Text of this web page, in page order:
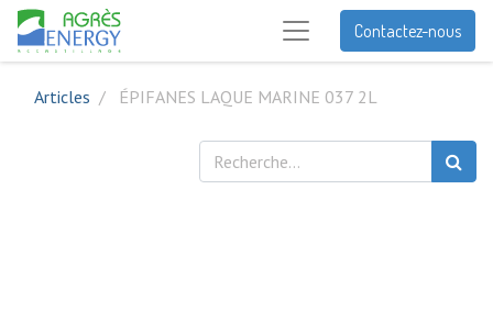
Contactez-nous
Articles ÉPIFANES LAQUE MARINE 037 2L